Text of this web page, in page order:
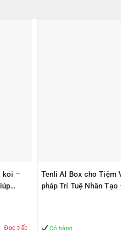
koi –
Đọc tiếp
Tenli AI Box cho Tiệm
pháp Trí Tuệ Nhân Tạo
Có hàng